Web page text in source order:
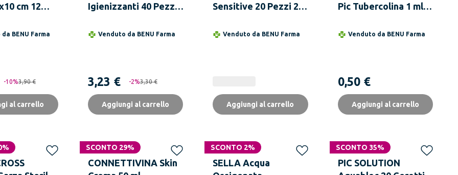
cm 12
Tessuto
da BENU Farma
-10%3,90 €
al carrello
Igienizzanti 40 Pezzi
Antibatterica per
Venduto da BENU Farma
3,23 € -2%3,30 €
Aggiungi al carrello
Sensitive 20 Pezzi 2
30x72 mm
Venduto da BENU Farma
Aggiungi al carrello
Pic Tubercolina 1 ml
Venduto da BENU Farma
0,50 €
Aggiungi al carrello
SCONTO 29%
CONNETTIVINA Skin
SCONTO 2%
SELLA Acqua
SCONTO 35%
PIC SOLUTION